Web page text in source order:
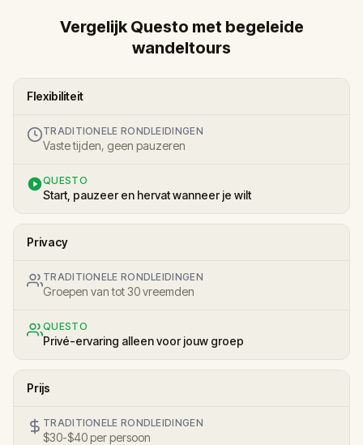
Vergelijk Questo met begeleide
wandeltours
Flexibiliteit
TRADITIONELE RONDLEIDINGEN
Vaste tijden, geen pauzeren
QUESTO
Start, pauzeer en hervat wanneer je wilt
Privacy
TRADITIONELE RONDLEIDINGEN
Groepen van tot 30 vreemden
QUESTO
Privé-ervaring alleen voor jouw groep
Prijs
TRADITIONELE RONDLEIDINGEN
$30-$40 per persoon